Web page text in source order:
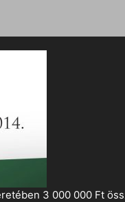
3 000 000 Ft